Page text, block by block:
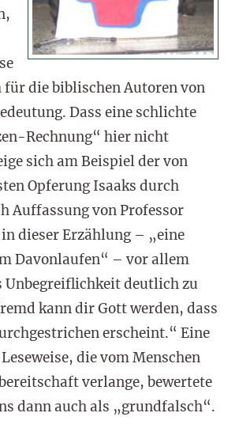
für die biblischen Autoren von
Dass eine schlichte
Rechnung“ hier nicht
sich am Beispiel der von
Opferung Isaaks durch
Auffassung von Professor
in dieser Erzählung – „eine
Davonlaufen“ – vor allem
Unbegreiflichkeit deutlich zu
kann dir Gott werden, dass
erscheint.“ Eine
die vom Menschen
verlange, bewertete
dann auch als „grundfalsch“.